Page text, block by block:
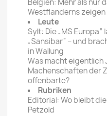
Belgien: Mehr als nur
Westflanderns
Leute
Sylt: Die „MS
„Sansibar“ – und
in Wallung
Was macht eigentlich
Machenschaften der
offenbarte?
Rubriken
Editorial: Wo bleibt
Petzold